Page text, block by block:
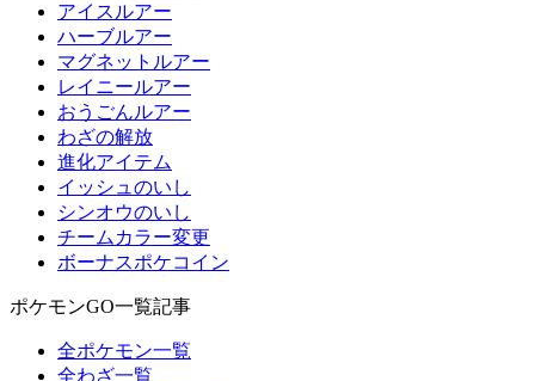
アイスルアー
ハーブルアー
マグネットルアー
レイニールアー
おうごんルアー
わざの解放
進化アイテム
イッシュのいし
シンオウのいし
チームカラー変更
ボーナスポケコイン
ポケモンGO一覧記事
全ポケモン一覧
全わざ一覧